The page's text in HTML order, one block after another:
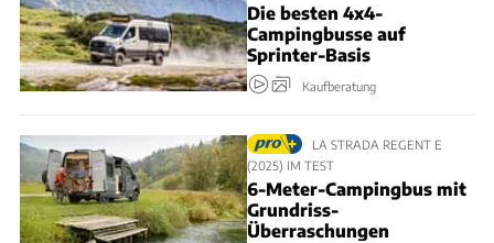
Die besten 4x4-
Campingbusse auf
Sprinter-Basis
Kaufberatung
LA STRADA REGENT E
(2025) IM TEST
6-Meter-Campingbus mit
Grundriss-
Überraschungen